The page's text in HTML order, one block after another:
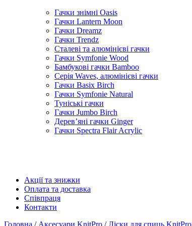
Гачки знімні Oasis
Гачки Lantern Moon
Гачки Dreamz
Гачки Trendz
Сталеві та алюмінієві гачки
Гачки Symfonie Wood
Бамбукові гачки Bamboo
Серія Waves, алюмінієві гачки
Гачки Basix Birch
Гачки Symfonie Natural
Туніські гачки
Гачки Jumbo Birch
Дерев’яні гачки Ginger
Гачки Spectra Flair Acrylic
Акції та знижки
Оплата та доставка
Співпраця
Контакти